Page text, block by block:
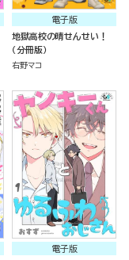
電子版
地獄高校の晴せんせい！
（分冊版）
右野マコ
電子版